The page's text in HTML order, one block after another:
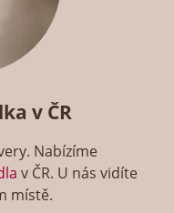
v ČR
Nabízíme
v ČR. U nás vidíte
místě.